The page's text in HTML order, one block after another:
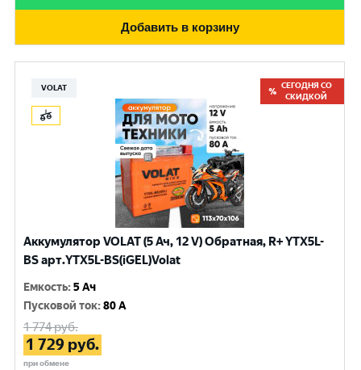
Добавить в корзину
VOLAT
СЕГОДНЯ СО
СКИДКОЙ
Аккумулятор VOLAT (5 Ач, 12 V) Обратная, R+ YTX5L-
BS арт.YTX5L-BS(iGEL)Volat
Емкость:5 Ач
Пусковой ток:80 A
1 774руб.
1 729 руб.
при обмене